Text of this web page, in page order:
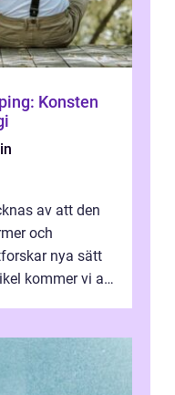
Konsten
av att den
och
nya sätt
kommer vi att